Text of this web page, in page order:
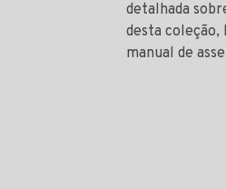
detalhada
desta coleção,
manual de